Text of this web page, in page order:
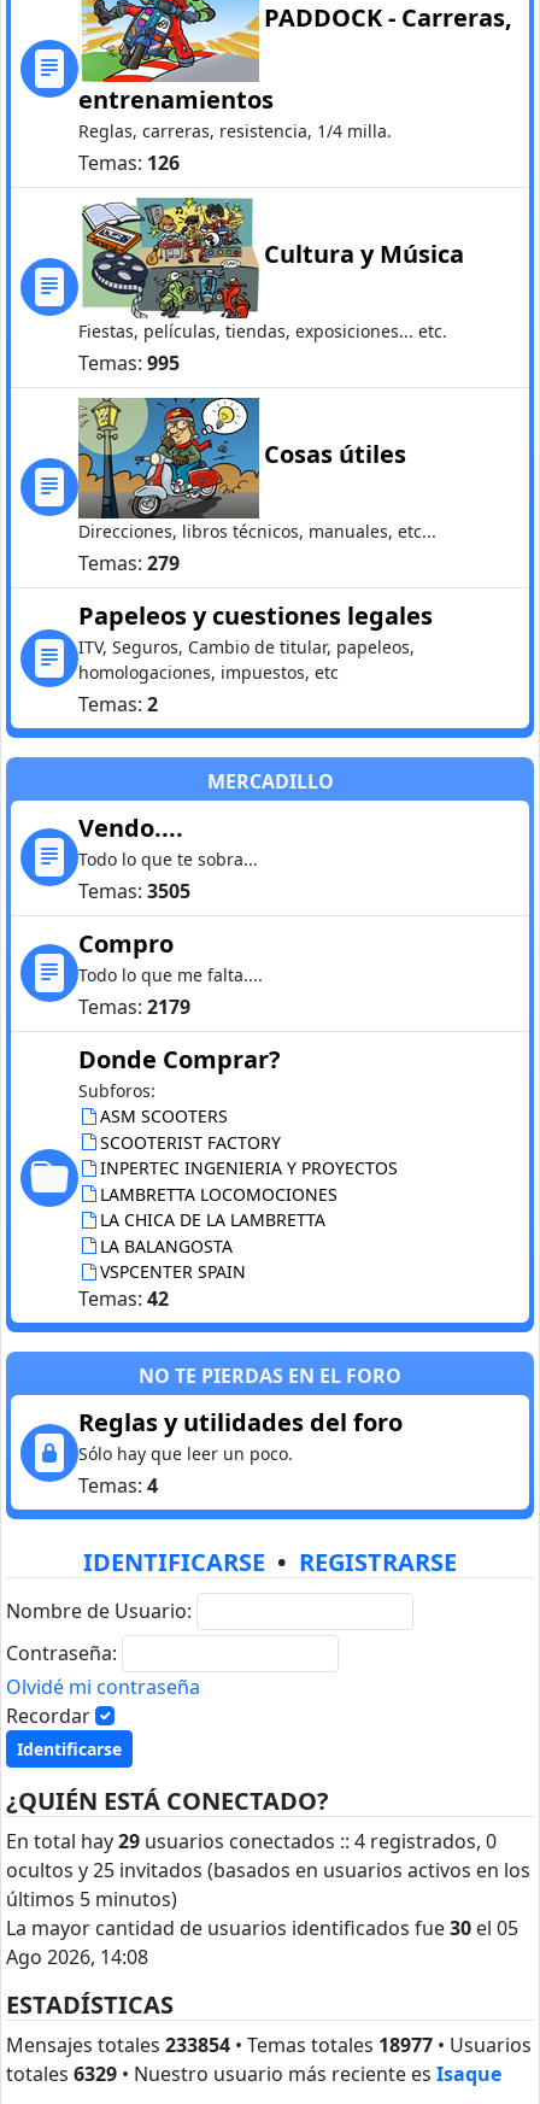
PADDOCK - Carreras,
entrenamientos
Reglas, carreras, resistencia, 1/4 milla.
Temas: 126
Cultura y Música
Fiestas, películas, tiendas, exposiciones... etc.
Temas: 995
Cosas útiles
Direcciones, libros técnicos, manuales, etc...
Temas: 279
Papeleos y cuestiones legales
ITV, Seguros, Cambio de titular, papeleos,
homologaciones, impuestos, etc
Temas: 2
MERCADILLO
Vendo....
Todo lo que te sobra...
Temas: 3505
Compro
Todo lo que me falta....
Temas: 2179
Donde Comprar?
Subforos:
ASM SCOOTERS
SCOOTERIST FACTORY
INPERTEC INGENIERIA Y PROYECTOS
LAMBRETTA LOCOMOCIONES
LA CHICA DE LA LAMBRETTA
LA BALANGOSTA
VSPCENTER SPAIN
Temas: 42
NO TE PIERDAS EN EL FORO
Reglas y utilidades del foro
Sólo hay que leer un poco.
Temas: 4
IDENTIFICARSE • REGISTRARSE
Nombre de Usuario:
Contraseña:
Olvidé mi contraseña
Recordar
¿QUIÉN ESTÁ CONECTADO?
En total hay29 usuarios conectados :: 4 registrados, 0
ocultos y 25 invitados (basados en usuarios activos en los
últimos 5 minutos)
La mayor cantidad de usuarios identificados fue30 el 05
Ago 2026, 14:08
ESTADÍSTICAS
Mensajes totales 233854 • Temas totales 18977 • Usuarios
totales 6329 • Nuestro usuario más reciente es Isaque